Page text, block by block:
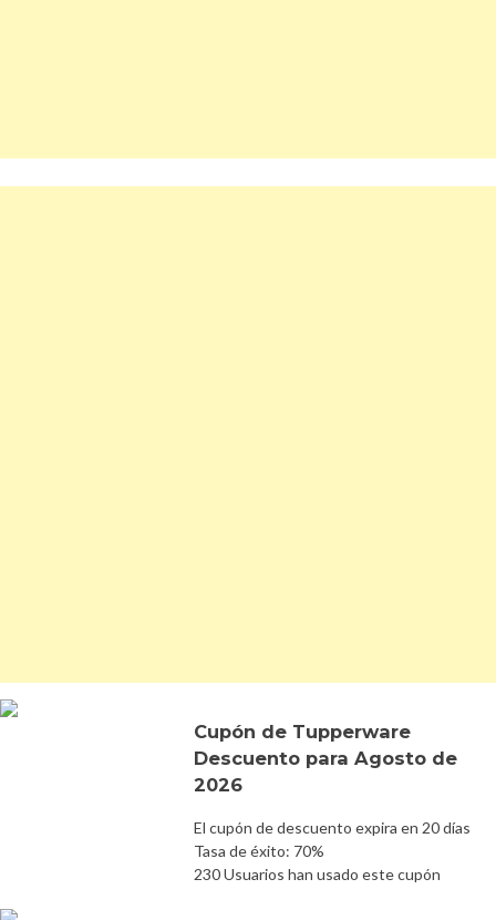
Cupón de Tupperware
Descuento para Agosto de
2026
El cupón de descuento expira en 20 días
Tasa de éxito: 70%
230 Usuarios han usado este cupón